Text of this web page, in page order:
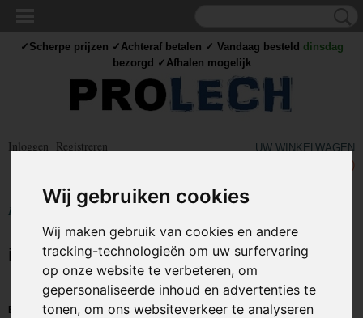
Wij gebruiken cookies
Wij maken gebruik van cookies en andere
tracking-technologieën om uw surfervaring
op onze website te verbeteren, om
gepersonaliseerde inhoud en advertenties te
tonen, om ons websiteverkeer te analyseren
Inloggen Registreren
UW WINKELWAGEN
(0)
Home IJZERWAREN
ijzerwaren
Bent u opzoek naar o.a slangklemmen, staaldraadklemmen, of andere
✓Scherpe prijzen ✓Achteraf betalen ✓ Vandaag besteld dinsdag
bezorgd ✓Afhalen mogelijk